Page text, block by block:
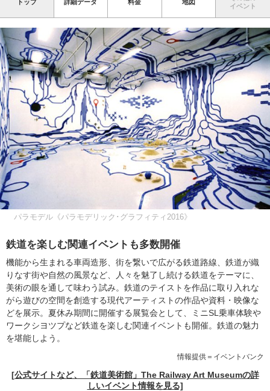
トップ 詳細データ 料金 地図
イベント
パラモデル《パラモデリック･グラフィティ2016》
鉄道を楽しむ関連イベントも多数開催
機能から生まれる車両造形、街を繋いで広がる鉄道路線、鉄道が織
りなす街や自然の風景など、人々を魅了し続ける鉄道をテーマに、
美術の眼を通して味わう試み。鉄道のテイストを作品に取り入れな
がら遊びの空間を創造する現代アーティストの作品や資料・映像な
どを展示。夏休み期間に開催する展覧会として、ミニSL乗車体験や
ワークシヨツプなど鉄道を楽しむ関連イベントも開催。鉄道の魅力
を堪能しよう。
情報提供＝イベントバンク
[公式サイトなど、「鉄道美術館」The Railway Art Museumの詳
しいイベント情報を見る]